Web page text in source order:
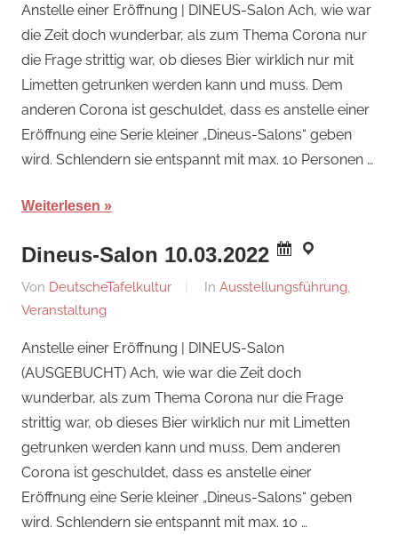
2022
Anstelle einer Eröffnung | DINEUS-Salon Ach, wie war
die Zeit doch wunderbar, als zum Thema Corona nur
die Frage strittig war, ob dieses Bier wirklich nur mit
Limetten getrunken werden kann und muss. Dem
anderen Corona ist geschuldet, dass es anstelle einer
Eröffnung eine Serie kleiner „Dineus-Salons“ geben
wird. Schlendern sie entspannt mit max. 10 Personen …
Weiterlesen
Dineus-Salon 10.03.2022
Am
19.
2022
Von DeutscheTafelkultur In Ausstellungsführung,
Veranstaltung
Anstelle einer Eröffnung | DINEUS-Salon
(AUSGEBUCHT) Ach, wie war die Zeit doch
wunderbar, als zum Thema Corona nur die Frage
strittig war, ob dieses Bier wirklich nur mit Limetten
getrunken werden kann und muss. Dem anderen
Corona ist geschuldet, dass es anstelle einer
Eröffnung eine Serie kleiner „Dineus-Salons“ geben
wird. Schlendern sie entspannt mit max. 10 …